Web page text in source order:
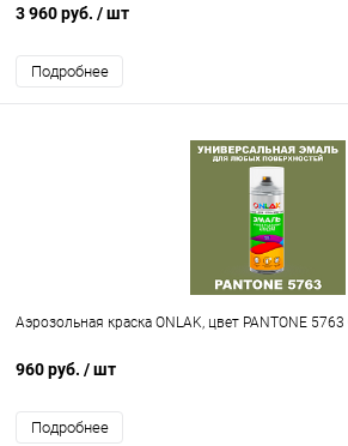
3 960 руб. / шт
Подробнее
Аэрозольная краска ONLAK, цвет PANTONE
960 руб. / шт
Подробнее